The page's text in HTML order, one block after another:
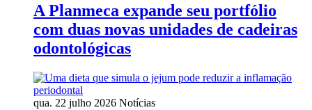
A Planmeca expande seu portfólio
com duas novas unidades de cadeiras
odontológicas
qua. 22 julho 2026 Notícias